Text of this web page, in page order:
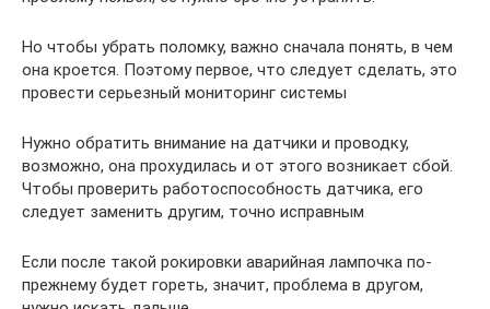
Но чтобы убрать поломку, важно сначала понять, в чем
она кроется. Поэтому первое, что следует сделать, это
провести серьезный мониторинг системы
Нужно обратить внимание на датчики и проводку,
возможно, она прохудилась и от этого возникает сбой.
Чтобы проверить работоспособность датчика, его
следует заменить другим, точно исправным
Если после такой рокировки аварийная лампочка по-
прежнему будет гореть, значит, проблема в другом,